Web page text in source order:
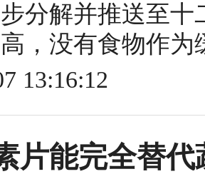
分解并推送至
，没有食物作
13:16:12
片能完全替